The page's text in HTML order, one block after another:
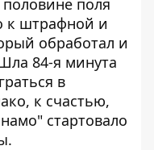
поля
к штрафной и
обработал и
84-я минута
в
к счастью,
стартовало